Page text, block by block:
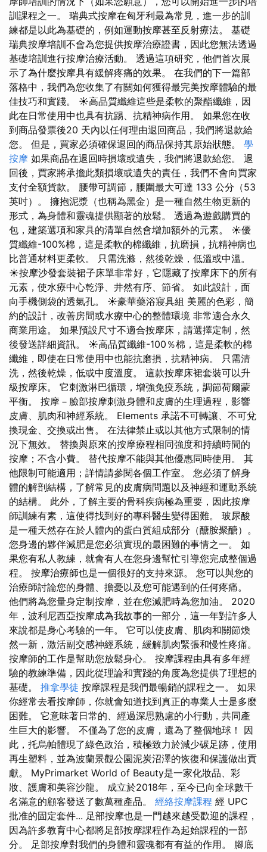
訓課程之一。 瑞典式按摩在匈牙利最為常見，進一步的訓
練都是以此為基礎的，例如運動按摩甚至反射療法。 基礎
瑞典按摩培訓不會為您提供按摩治療證書，因此您無法透過
基礎培訓進行按摩治療活動。 透過這項研究，他們首次展
示了為什麼按摩具有緩解疼痛的效果。 在我們的下一篇部
落格中，我們為您收集了有關如何獲得最完美按摩體驗的最
佳技巧和實踐。 ☀高品質纖維這些是柔軟的聚酯纖維，因
此在日常使用中也具有抗踢、抗精神病作用。 如果您在收
到商品發票後20 天內以任何理由退回商品，我們將退款給
您。 但是，買家必須確保退回的商品保持其原始狀態。 學
按摩 如果商品在退回時損壞或遺失，我們將退款給您。 退
回後，買家將承擔此類損壞或遺失的責任，我們不會向買家
支付全額貨款。 腰帶可調節，腰圍最大可達 133 公分（53
英吋）。 擁抱泥漿（也稱為黑金）是一種自然生物更新的
形式，為身體和靈魂提供顯著的放鬆。 透過為遊戲購買的
包，建築選項和家具的清單自然會增加額外的元素。 ☀優
質纖維-100%棉，這是柔軟的棉纖維，抗磨損，抗精神病也
比普通材料更柔軟。 只需洗滌，然後乾燥，低溫或中溫。
☀按摩沙發套裝裙子床單非常好，它隱藏了按摩床下的所有
元素，使水療中心乾淨、井然有序、節省。 如此設計，面
向手機側袋的透氣孔。 ☀豪華藥浴寢具組 美麗的色彩，簡
約的設計，改善房間或水療中心的整體環境 非常適合永久
商業用途。 如果預設尺寸不適合按摩床，請選擇定制，然
後發送詳細資訊。 ☀高品質纖維-100％棉，這是柔軟的棉
纖維，即使在日常使用中也能抗磨損，抗精神病。 只需清
洗，然後乾燥，低或中度溫度。 這款按摩床裙套裝可以升
級按摩床。 它刺激淋巴循環，增強免疫系統，調節荷爾蒙
平衡。 按摩－臉部按摩刺激身體和皮膚的生理過程，影響
皮膚、肌肉和神經系統。 Elements 承諾不可轉讓、不可兌
換現金、交換或出售。 在法律禁止或以其他方式限制的情
況下無效。 替換與原來的按摩療程相同強度和持續時間的
按摩；不含小費。 替代按摩不能與其他優惠同時使用。 其
他限制可能適用；詳情請參閱各個工作室。 您必須了解身
體的解剖結構，了解常見的皮膚病問題以及神經和運動系統
的結構。 此外，了解主要的骨科疾病極為重要，因此按摩
師訓練有素，這使得找到好的專科醫生變得困難。 玻尿酸
是一種天然存在於人體內的蛋白質組成部分（醣胺聚醣）。
您身邊的夥伴減肥是您必須實現的最困難的事情之一。 如
果您有私人教練，就會有人在您身邊幫忙引導您完成整個過
程。 按摩治療師也是一個很好的支持來源。 您可以與您的
治療師討論您的身體、擔憂以及您可能遇到的任何疼痛。
他們將為您量身定制按摩，並在您減肥時為您加油。 2020
年，波利尼西亞按摩成為我故事的一部分，這一年對許多人
來說都是身心考驗的一年。 它可以使皮膚、肌肉和關節煥
然一新，激活副交感神經系統，緩解肌肉緊張和慢性疼痛。
按摩師的工作是幫助您放鬆身心。 按摩課程由具有多年經
驗的教練準備，因此從理論和實踐的角度為您提供了理想的
基礎。 推拿學徒 按摩課程是我們最暢銷的課程之一。 如果
你經常去看按摩師，你就會知道找到真正的專業人士是多麼
困難。 它意味著日常的、經過深思熟慮的小行動，共同產
生巨大的影響。 不僅為了您的皮膚，還為了整個地球！ 因
此，托烏帕體現了綠色政治，積極致力於減少碳足跡，使用
再生塑料，並為波蘭景觀公園泥炭沼澤的恢復和保護做出貢
獻。 MyPrimarket World of Beauty是一家化妝品、彩
妝、護膚和美容沙龍。 成立於2018年，至今已向全球數千
名滿意的顧客發送了數萬種產品。 經絡按摩課程 經 UPC
批准的固定套件... 足部按摩也是一門越來越受歡迎的課程，
因為許多教育中心都將足部按摩課程作為起始課程的一部
分。 足部按摩對我們的身體和靈魂都有有益的作用。 腳底